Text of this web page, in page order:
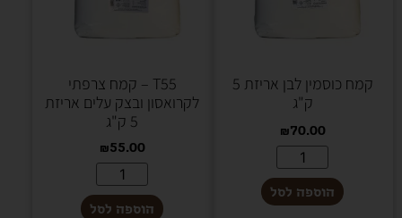
קמח כוסמין לבן אריזת 5
ק"ג
₪70.00
הוספה לסל
T55 – קמח צרפתי
לקרואסון ובצק עלים אריזת
5 ק"ג
₪55.00
הוספה לסל